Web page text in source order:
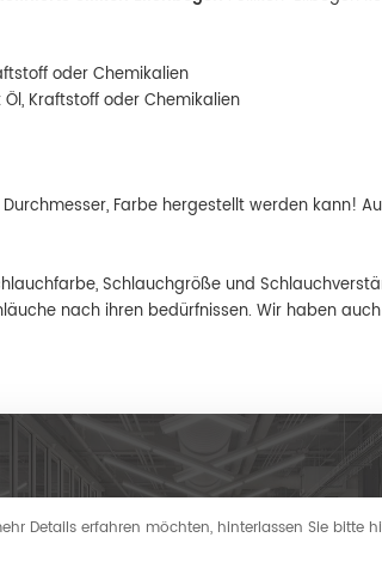
oder Chemikalien
Kraftstoff oder Chemikalien
Farbe hergestellt werden kann!
Schlauchgröße und
nach ihren bedürfnissen. Wir haben
Details erfahren möchten, hinterlassen Sie bitte